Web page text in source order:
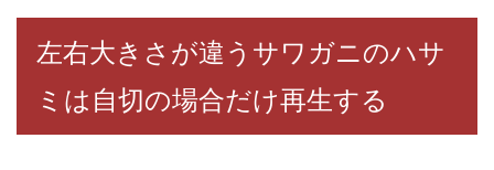
左右大きさが違うサワガニのハサ
ミは自切の場合だけ再生する